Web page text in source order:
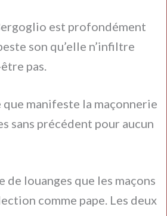
est pro­fon­dé­ment
son qu’elle n’infiltre
pas.
que mani­fe­ste la maçon­ne­rie
sans pré­cé­dent pour aucun
louan­ges que les maçons
com­me pape. Les deux